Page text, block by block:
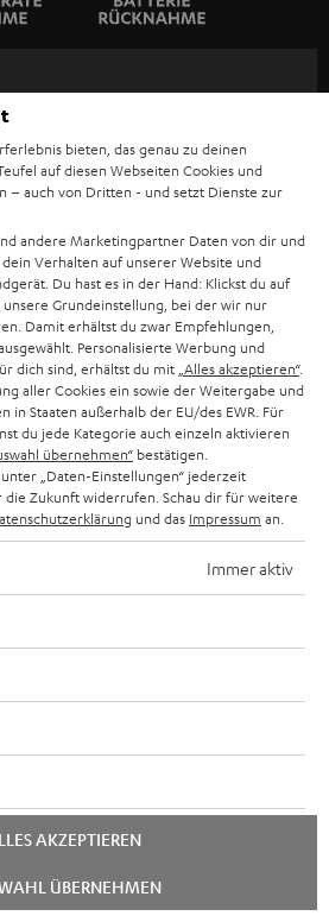
an und erhalte bis zu
JETZT
bieten, das genau zu deinen
auf diesen Webseiten Cookies und
– auch von Dritten - und setzt Dienste zur
andere Marketingpartner Daten von dir und
Verhalten auf unserer Website und
Du hast es in der Hand: Klickst du auf
unsere Grundeinstellung, bei der wir nur
Damit erhältst du zwar Empfehlungen,
Personalisierte Werbung und
dich sind, erhältst du mit „Alles akzeptieren“.
aller Cookies ein sowie der Weitergabe und
Staaten außerhalb der EU/des EWR. Für
du jede Kategorie auch einzeln aktivieren
übernehmen“ bestätigen.
„Daten-Einstellungen“ jederzeit
die Zukunft widerrufen. Schau dir für weitere
und das Impressum an.
Immer aktiv
AKZEPTIEREN
ÜBERNEHMEN